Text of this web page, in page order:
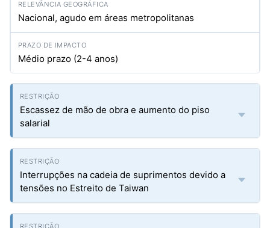
Nacional, agudo em áreas metropolitanas
Médio prazo (2-4 anos)
Escassez de mão de obra e aumento do piso
salarial
Interrupções na cadeia de suprimentos devido a
tensões no Estreito de Taiwan